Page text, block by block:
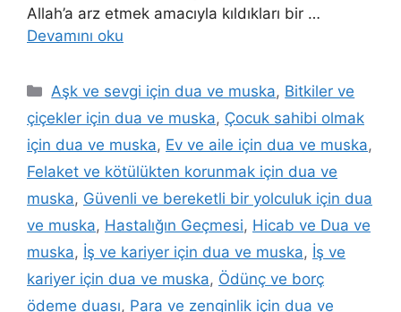
Allah’a arz etmek amacıyla kıldıkları bir …
Devamını oku
Aşk ve sevgi için dua ve muska, Bitkiler ve
çiçekler için dua ve muska, Çocuk sahibi olmak
için dua ve muska, Ev ve aile için dua ve muska,
Felaket ve kötülükten korunmak için dua ve
muska, Güvenli ve bereketli bir yolculuk için dua
ve muska, Hastalığın Geçmesi, Hicab ve Dua ve
muska, İş ve kariyer için dua ve muska, İş ve
kariyer için dua ve muska, Ödünç ve borç
ödeme duası, Para ve zenginlik için dua ve